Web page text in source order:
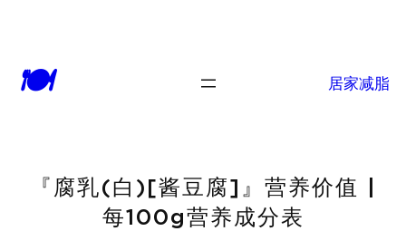
🍽 居家减脂
『腐乳(白)[酱豆腐]』营养价值 |
每100g营养成分表